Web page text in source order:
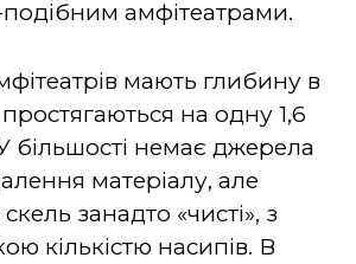
амфітеатрами.
мають глибину в
простягаються на одну 1,6
більшості немає джерела
матеріалу, але
занадто «чисті», з
кількістю насипів. В